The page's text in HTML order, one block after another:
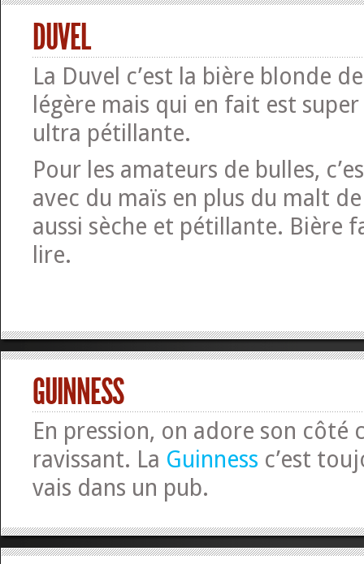
DUVEL
La Duvel c’est la bière blonde
légère mais qui en fait est
ultra pétillante.
Pour les amateurs de bulles,
avec du maïs en plus du malt
aussi sèche et pétillante. Bière
lire.
GUINNESS
En pression, on adore son
ravissant. La Guinness c’est
vais dans un pub.